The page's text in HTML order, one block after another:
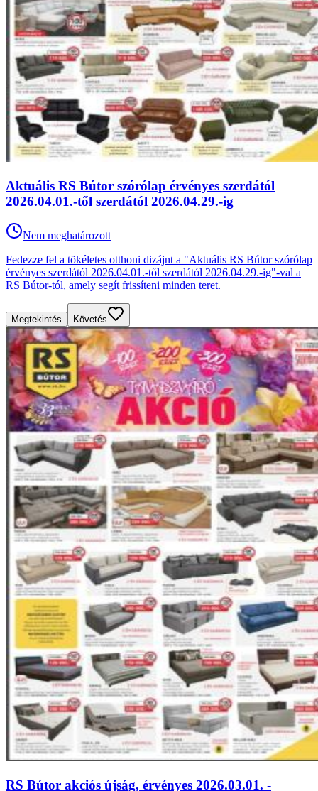
Aktuális RS Bútor szórólap érvényes szerdától
2026.04.01.-től szerdától 2026.04.29.-ig
Nem meghatározott
Fedezze fel a tökéletes otthoni dizájnt a "Aktuális RS Bútor szórólap
érvényes szerdától 2026.04.01.-től szerdától 2026.04.29.-ig"-val a
RS Bútor-tól, amely segít frissíteni minden teret.
Megtekintés Követés
RS Bútor akciós újság, érvényes 2026.03.01. -